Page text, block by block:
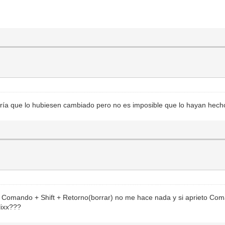
que lo hubiesen cambiado pero no es imposible que lo hayan
+ Shift + Retorno(borrar) no me hace nada y si aprieto